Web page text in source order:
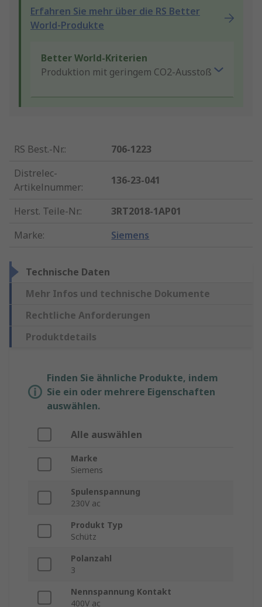
Erfahren Sie mehr über die RS Better
World-Produkte
Better World-Kriterien
Produktion mit geringem CO2-Ausstoß
RS Best.-Nr.:
706-1223
Distrelec-
Artikelnummer:
136-23-041
Herst. Teile-Nr.:
3RT2018-1AP01
Marke: Siemens
Technische Daten
Mehr Infos und technische Dokumente
Rechtliche Anforderungen
Produktdetails
Finden Sie ähnliche Produkte, indem
Sie ein oder mehrere Eigenschaften
auswählen.
Alle auswählen
Marke
Siemens
Spulenspannung
230V ac
Produkt Typ
Schütz
Polanzahl
3
Nennspannung Kontakt
400V ac